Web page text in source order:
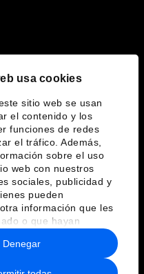
usa cookies
sitio web se usan
el contenido y los
funciones de redes
el tráfico. Además,
sobre el uso
web con nuestros
sociales, publicidad y
pueden
información que les
o que hayan
del uso que haya
Denegar
normas de uso